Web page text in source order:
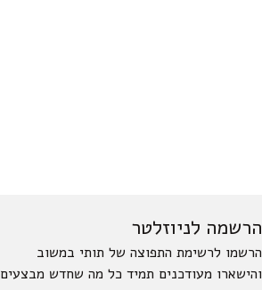
הרשמה לניוזלטר
הרשמו לרשימת התפוצה של תותי במשוב
והישארו מעודכנים תמיד כל מה שחדש מבצעים